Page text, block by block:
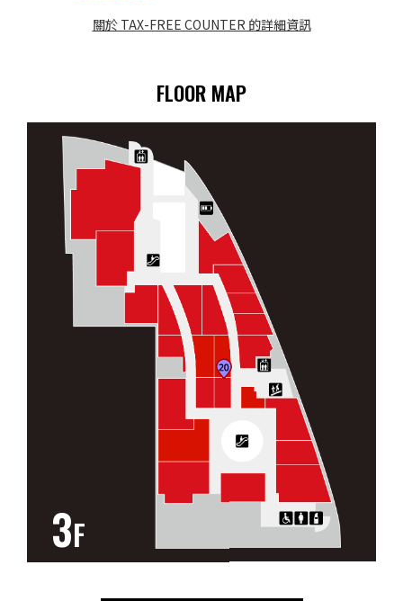
關於 TAX-FREE COUNTER 的詳細資訊
FLOOR MAP
3F